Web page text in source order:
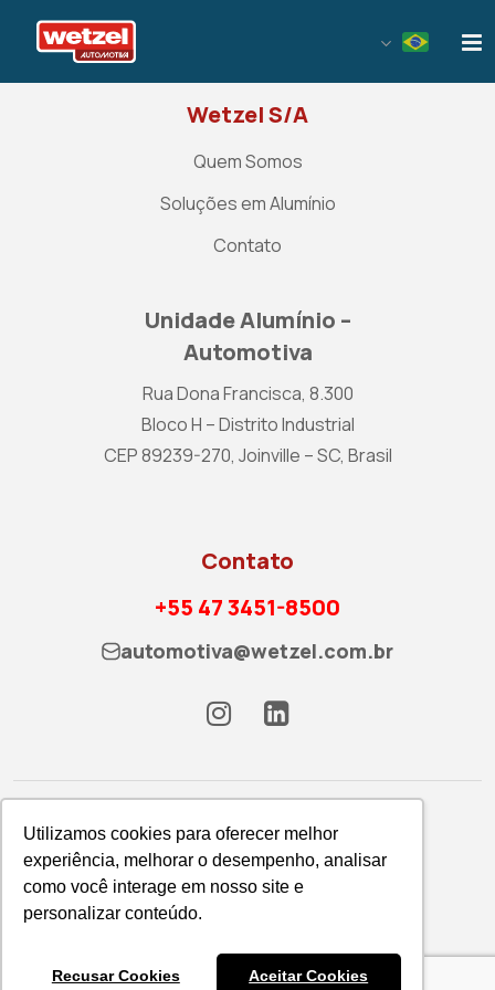
Utilizamos cookies para oferecer melhor
experiência, melhorar o desempenho, analisar
como você interage em nosso site e
personalizar conteúdo.
Recusar Cookies Aceitar Cookies
Wetzel S/A
Quem Somos
Soluções em Alumínio
Contato
Unidade Alumínio –
Automotiva
Rua Dona Francisca, 8.300
Bloco H – Distrito Industrial
CEP 89239-270, Joinville – SC, Brasil
Contato
+55 47 3451-8500
automotiva@wetzel.com.br
Política de Privacidade